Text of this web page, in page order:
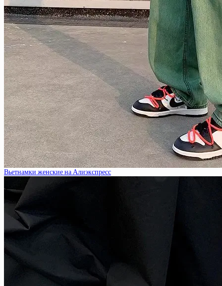
Вьетнамки женские на Алиэкспресс